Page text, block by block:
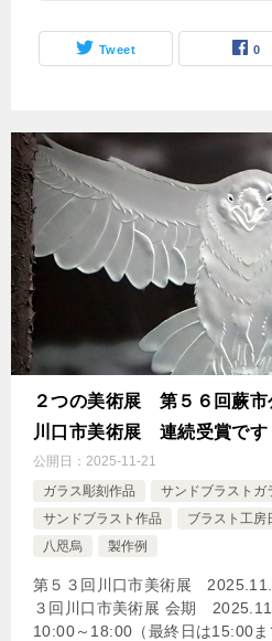
Tweet 0
２つの美術展 第５６回蕨
川口市美術展 連続受賞です
公開日： 2025-11-21
ガラス彫刻作品
サンドブラストガ
サンドブラスト作品
ブラスト工房
八咫烏
製作例
第５３回川口市美術展
３回川口市美術展 会期
10:00～18:00（最終日は15:00